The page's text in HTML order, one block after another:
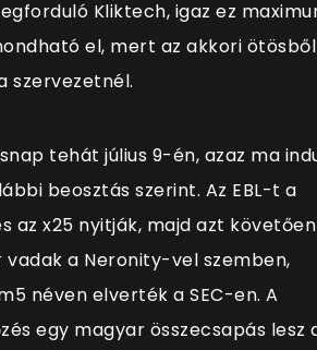
Kliktech, igaz ez
el, mert az akkori ötösből
szervezetnél.
tehát július 9-én, azaz ma
beosztás szerint. Az EBL-t a
az x25 nyitják, majd azt követően
vadak a Neronity-vel szemben,
néven elverték a SEC-en. A
egy magyar összecsapás lesz